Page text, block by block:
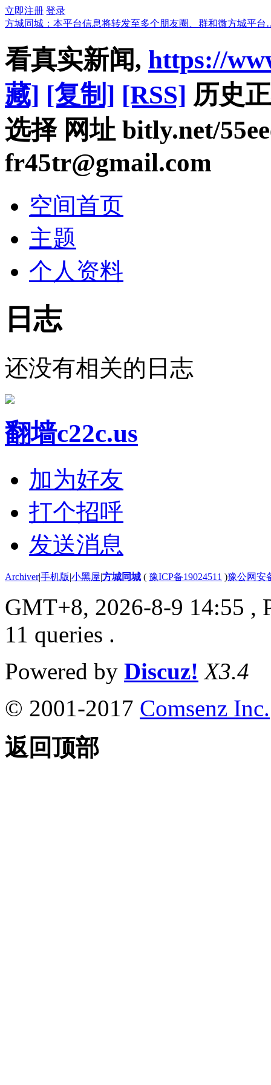
立即注册 登录
方城同城：本平台信息将转发至多个朋友圈、群和微方城平
看真实新闻, https://
藏] [复制] [RSS] 历史
选择 网址 bitly.net/
fr45tr@gmail.com
空间首页
主题
个人资料
日志
还没有相关的日志
翻墙c22c.us
加为好友
打个招呼
发送消息
Archiver|手机版|小黑屋|方城同城 ( 豫ICP备19024511 )豫公网安
GMT+8, 2026-8-9 14:55 ,
11 queries .
Powered by Discuz! X3.4
© 2001-2017 Comsenz Inc.
返回顶部